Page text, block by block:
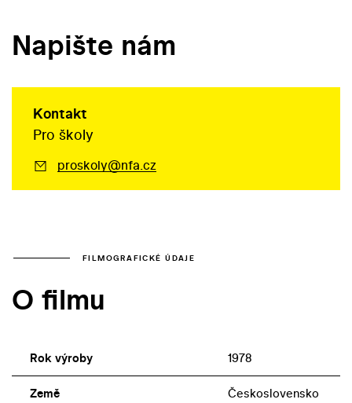
Napište nám
Kontakt
Pro školy
proskoly@nfa.cz
FILMOGRAFICKÉ ÚDAJE
O filmu
Rok výroby 1978
Země Československo